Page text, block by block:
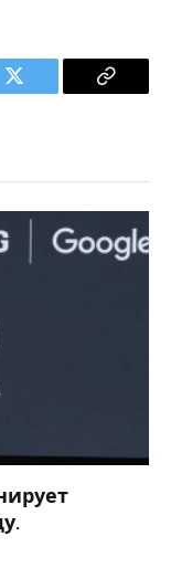
Twitter
Copy